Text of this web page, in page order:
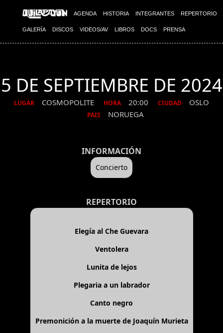
AGENDA HISTORIA INTEGRANTES REPERTORIO
GALERÍA DISCOS VIDEOS/AV LIBROS DOCS PRENSA
5 DE SEPTIEMBRE DE 2024
LUGAR COSMOPOLITE HORA 20:00 CIUDAD OSLO
PAIS NORUEGA
INFORMACIÓN
Concierto
REPERTORIO
Elegía al Che Guevara
Ventolera
Lunita de lejos
Plegaria a un labrador
Canto negro
Premonición a la muerte de Joaquín Murieta